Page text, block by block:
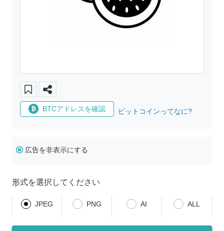
BTCアドレスを確認 ビットコインってなに?
広告を非表示にする
形式を選択してください
JPEG PNG AI ALL